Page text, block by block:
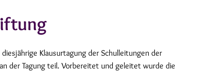
Klausurtagung der Schulleitungen der
der Tagung teil. Vorbereitet und geleitet wurde die